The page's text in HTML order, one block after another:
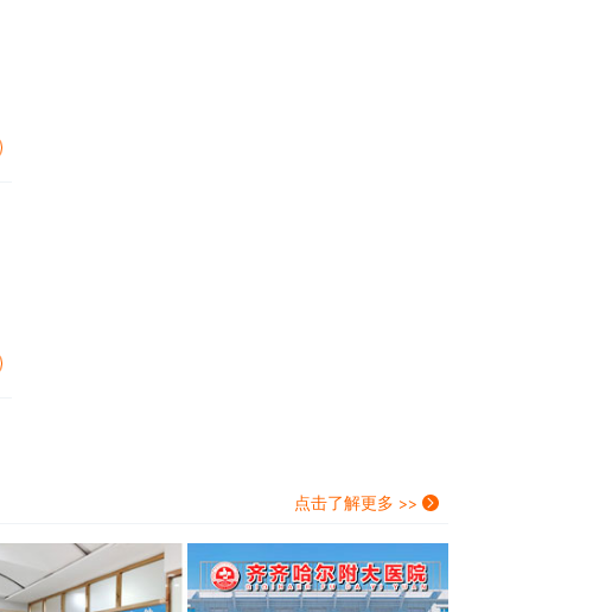
点击了解更多 >>